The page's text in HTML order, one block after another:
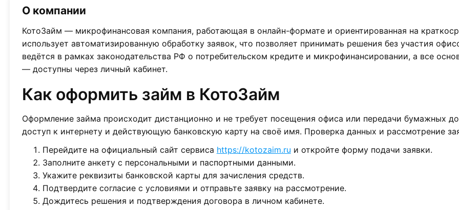
О компании
КотоЗайм — микрофинансовая компания, работающая в онлайн-формате и ориентированная на
использует автоматизированную обработку заявок, что позволяет принимать решения без участия
ведётся в рамках законодательства РФ о потребительском кредите и микрофинансировании, а все
— доступны через личный кабинет.
Как оформить займ в КотоЗайм
Оформление займа происходит дистанционно и не требует посещения офиса или передачи бумажных
доступ к интернету и действующую банковскую карту на своё имя. Проверка данных и рассмотрение
Перейдите на официальный сайт сервиса https://kotozaim.ru и откройте форму подачи заявки.
Заполните анкету с персональными и паспортными данными.
Укажите реквизиты банковской карты для зачисления средств.
Подтвердите согласие с условиями и отправьте заявку на рассмотрение.
Дождитесь решения и подтверждения договора в личном кабинете.